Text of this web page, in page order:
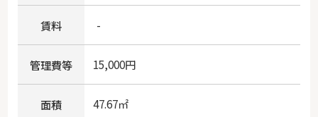
賃料 -
管理費等 15,000円
面積 47.67㎡